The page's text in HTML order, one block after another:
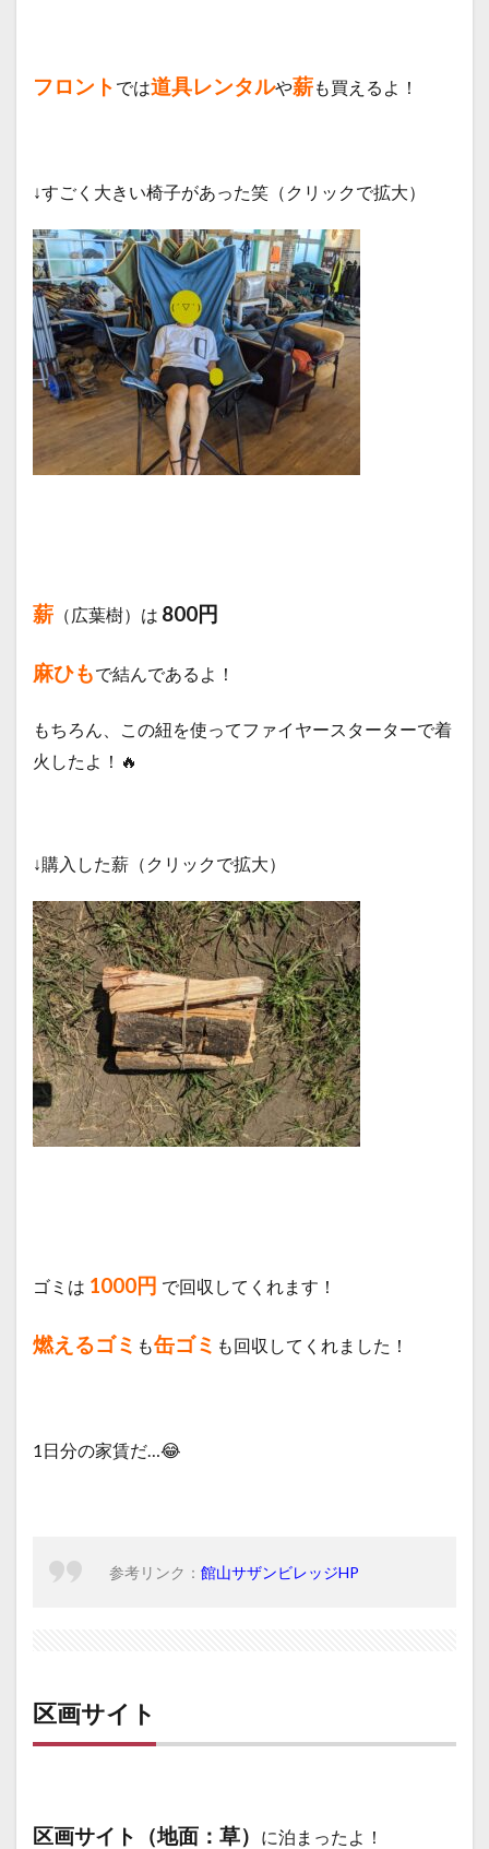
フロント では道具レンタルや薪も買えるよ！
↓すごく大きい椅子があった笑（クリックで拡大）
薪 （広葉樹）は 800円
麻ひもで結んであるよ！
もちろん、この紐を使ってファイヤースターターで着
火したよ！🔥
↓購入した薪（クリックで拡大）
ゴミは 1000円 で回収してくれます！
燃えるゴミ も缶ゴミ も回収してくれました！
1日分の家賃だ…😂
参考リンク： 館山サザンビレッジHP
区画サイト
区画サイト（地面：草） に泊まったよ！